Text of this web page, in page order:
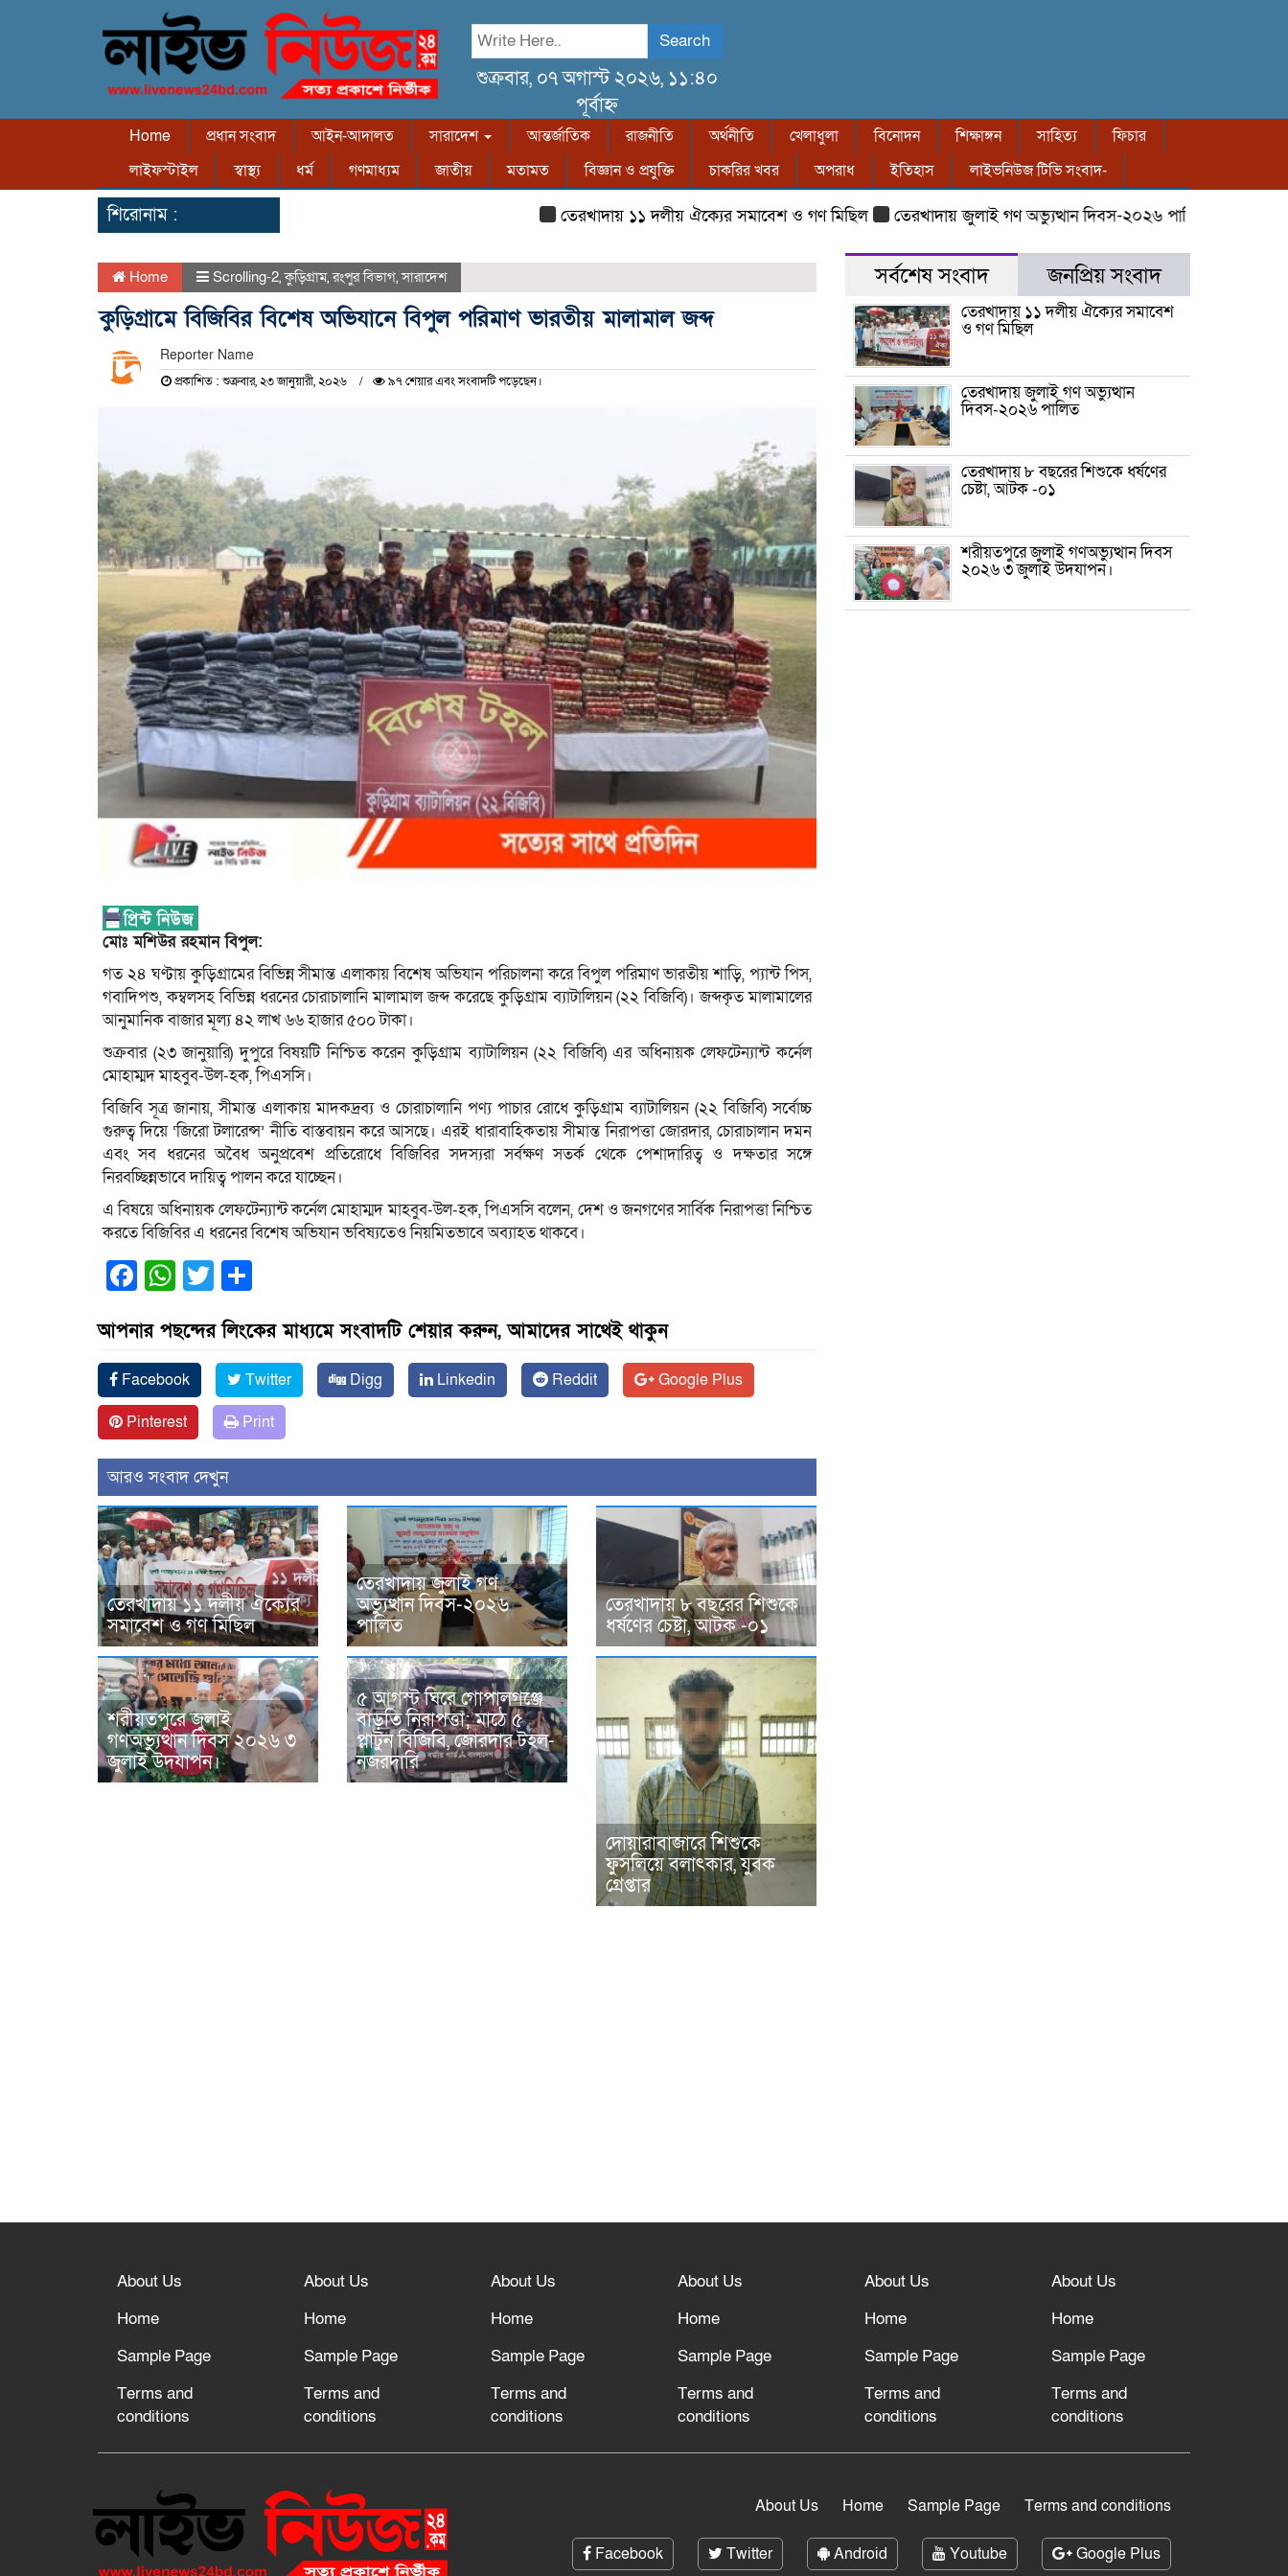
Search
শুক্রবার, ০৭ অগাস্ট ২০২৬, ১১:৪০
পূর্বাহ্ন
Home প্রধান সংবাদ আইন-আদালত সারাদেশ আন্তর্জাতিক রাজনীতি অর্থনীতি খেলাধুলা বিনোদন শিক্ষাঙ্গন সাহিত্য
ফিচার
লাইফস্টাইল
স্বাস্থ্য ধর্ম গণমাধ্যম জাতীয় মতামত বিজ্ঞান ও প্রযুক্তি চাকরির খবর অপরাধ ইতিহাস লাইভনিউজ টিভি সংবাদ-
শিরোনাম : তেরখাদায় ১১ দলীয় ঐক্যের সমাবেশ ও গণ মিছিল তেরখাদায় জুলাই গণ অভ্যুত্থান দিবস-২০২৬ পালিত
Home Scrolling-2,কুড়িগ্রাম,রংপুর বিভাগ,সারাদেশ
কুড়িগ্রামে বিজিবির বিশেষ অভিযানে বিপুল পরিমাণ ভারতীয় মালামাল জব্দ
Reporter Name
প্রকাশিত : শুক্রবার, ২৩ জানুয়ারী, ২০২৬ ৯৭ শেয়ার এবং সংবাদটি পড়েছেন।
মোঃ মশিউর রহমান বিপুল:
গত ২৪ ঘণ্টায় কুড়িগ্রামের বিভিন্ন সীমান্ত এলাকায় বিশেষ অভিযান পরিচালনা করে বিপুল পরিমাণ ভারতীয় শাড়ি, প্যান্ট পিস,
গবাদিপশু, কম্বলসহ বিভিন্ন ধরনের চোরাচালানি মালামাল জব্দ করেছে কুড়িগ্রাম ব্যাটালিয়ন (২২ বিজিবি)। জব্দকৃত মালামালের
আনুমানিক বাজার মূল্য ৪২ লাখ ৬৬ হাজার ৫০০ টাকা।
শুক্রবার (২৩ জানুয়ারি) দুপুরে বিষয়টি নিশ্চিত করেন কুড়িগ্রাম ব্যাটালিয়ন (২২ বিজিবি) এর অধিনায়ক লেফটেন্যান্ট কর্নেল
মোহাম্মদ মাহবুব-উল-হক, পিএসসি।
বিজিবি সূত্র জানায়, সীমান্ত এলাকায় মাদকদ্রব্য ও চোরাচালানি পণ্য পাচার রোধে কুড়িগ্রাম ব্যাটালিয়ন (২২ বিজিবি) সর্বোচ্চ
গুরুত্ব দিয়ে ‘জিরো টলারেন্স’ নীতি বাস্তবায়ন করে আসছে। এরই ধারাবাহিকতায় সীমান্ত নিরাপত্তা জোরদার, চোরাচালান দমন
এবং সব ধরনের অবৈধ অনুপ্রবেশ প্রতিরোধে বিজিবির সদস্যরা সর্বক্ষণ সতর্ক থেকে পেশাদারিত্ব ও দক্ষতার সঙ্গে
নিরবচ্ছিন্নভাবে দায়িত্ব পালন করে যাচ্ছেন।
এ বিষয়ে অধিনায়ক লেফটেন্যান্ট কর্নেল মোহাম্মদ মাহবুব-উল-হক, পিএসসি বলেন, দেশ ও জনগণের সার্বিক নিরাপত্তা নিশ্চিত
করতে বিজিবির এ ধরনের বিশেষ অভিযান ভবিষ্যতেও নিয়মিতভাবে অব্যাহত থাকবে।
Facebook
WhatsApp
Twitter
আপনার পছন্দের লিংকের মাধ্যমে সংবাদটি শেয়ার করুন, আমাদের সাথেই থাকুন
Facebook Twitter Digg Linkedin Reddit
Google Plus
Pinterest
Print
আরও সংবাদ দেখুন
তেরখাদায় ১১ দলীয় ঐক্যের
সমাবেশ ও গণ মিছিল
তেরখাদায় জুলাই গণ
অভ্যুত্থান দিবস-২০২৬
পালিত
তেরখাদায় ৮ বছরের শিশুকে
ধর্ষণের চেষ্টা, আটক -০১
শরীয়তপুরে জুলাই
গণঅভ্যুত্থান দিবস ২০২৬ ৩
জুলাই উদযাপন।
৫ আগস্ট ঘিরে গোপালগঞ্জে
বাড়তি নিরাপত্তা; মাঠে ৫
প্লাটুন বিজিবি, জোরদার টহল-
নজরদারি
দোয়ারাবাজারে শিশুকে
ফুসলিয়ে বলাৎকার, যুবক
গ্রেপ্তার
সর্বশেষ সংবাদ জনপ্রিয় সংবাদ
তেরখাদায় ১১ দলীয় ঐক্যের সমাবেশ
ও গণ মিছিল
তেরখাদায় জুলাই গণ অভ্যুত্থান
দিবস-২০২৬ পালিত
তেরখাদায় ৮ বছরের শিশুকে ধর্ষণের
চেষ্টা, আটক -০১
শরীয়তপুরে জুলাই গণঅভ্যুত্থান দিবস
২০২৬ ৩ জুলাই উদযাপন।
About Us
Home
Sample Page
Terms and
conditions
About Us
Home
Sample Page
Terms and
conditions
About Us
Home
Sample Page
Terms and
conditions
About Us
Home
Sample Page
Terms and
conditions
About Us
Home
Sample Page
Terms and
conditions
About Us
Home
Sample Page
Terms and
conditions
About Us Home Sample Page Terms and conditions
Facebook Twitter Android Youtube Google Plus